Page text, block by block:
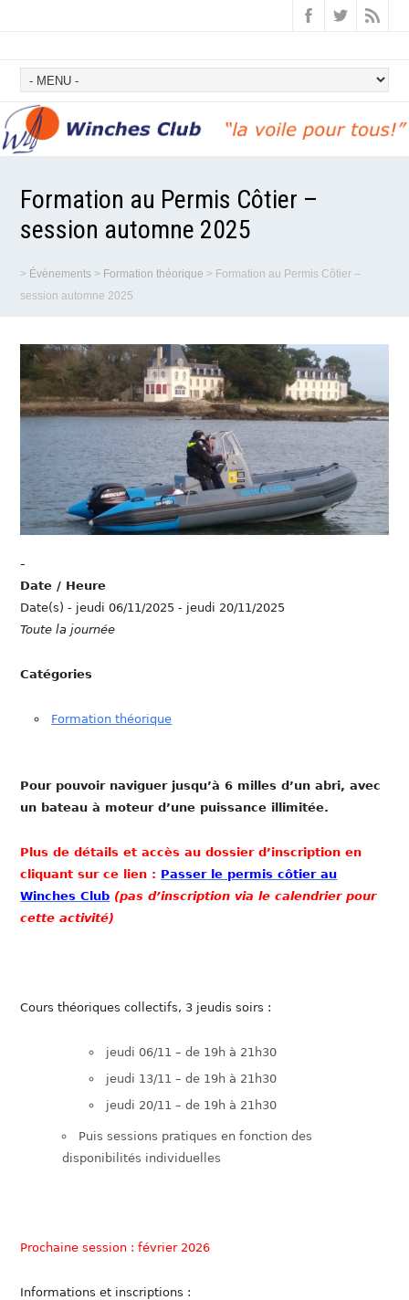
Formation au Permis Côtier –
session automne 2025
> Évènements > Formation théorique > Formation au Permis Côtier –
session automne 2025
-
Date / Heure
Date(s) - jeudi 06/11/2025 - jeudi 20/11/2025
Toute la journée
Catégories
Formation théorique
Pour pouvoir naviguer jusqu’à 6 milles d’un abri, avec
un bateau à moteur d’une puissance illimitée.
Plus de détails et accès au dossier d’inscription en
cliquant sur ce lien : Passer le permis côtier au
Winches Club (pas d’inscription via le calendrier pour
cette activité)
Cours théoriques collectifs, 3 jeudis soirs :
jeudi 06/11 – de 19h à 21h30
jeudi 13/11 – de 19h à 21h30
jeudi 20/11 – de 19h à 21h30
Puis sessions pratiques en fonction des
disponibilités individuelles
Prochaine session : février 2026
Informations et inscriptions :